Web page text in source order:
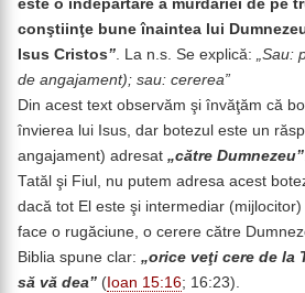
este o îndepărtare a murdăriei de pe
conştiinţe bune înaintea lui
Isus Cristos”. La n.s. Se explică: „Sau:
de angajament); sau: cererea”
Din acest text observăm şi învăţăm că
învierea lui Isus, dar botezul este un
angajament) adresat „către Dumnezeu”
Tatăl şi Fiul, nu putem adresa acest
dacă tot El este şi intermediar
face o rugăciune, o cerere către
Biblia spune clar: „orice veţi cere de la
să vă dea” ( Ioan 15:16; 16:23).